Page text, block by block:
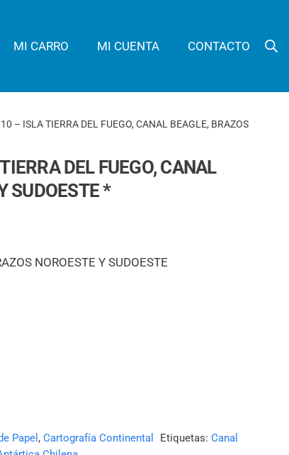
MI CARRO MI CUENTA CONTACTO
– ISLA TIERRA DEL FUEGO, CANAL BEAGLE, BRAZOS
DEL FUEGO, CANAL
SUDOESTE *
NOROESTE Y SUDOESTE
Papel , Cartografía Continental Etiquetas: Canal